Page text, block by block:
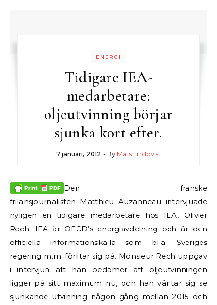
ENERGI
Tidigare IEA-
medarbetare:
oljeutvinning börjar
sjunka kort efter.
7 januari, 2012 - By Mats Lindqvist
Den franske
frilansjournalisten Matthieu Auzanneau intervjuade
nyligen en tidigare medarbetare hos IEA, Olivier
Rech. IEA är OECD’s energiavdelning och är den
officiella informationskälla som bl.a. Sveriges
regering m.m. förlitar sig på. Monsieur Rech uppgav
i intervjun att han bedömer att oljeutvinningen
ligger på sitt maximum nu, och han väntar sig se
sjunkande utvinning någon gång mellan 2015 och